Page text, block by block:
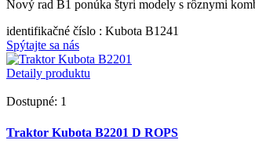
Nový rad B1 ponúka štyri modely s rôznymi
identifikačné číslo : Kubota B1241
Spýtajte sa nás
Detaily produktu
Dostupné: 1
Traktor Kubota B2201 D ROPS